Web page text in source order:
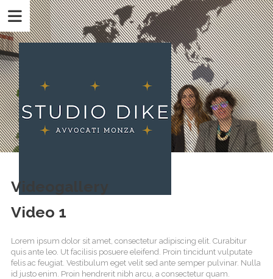
Videogallery
Video 1
Lorem ipsum dolor sit amet, consectetur adipiscing elit. Curabitur
quis ante leo. Ut facilisis posuere eleifend. Proin tincidunt vulputate
felis ac feugiat. Vestibulum eget velit sed ante semper pulvinar. Nulla
id justo enim. Proin hendrerit nibh arcu, a consectetur quam.